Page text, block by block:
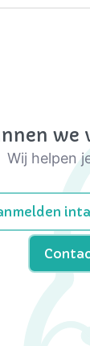
we
Wij helpen